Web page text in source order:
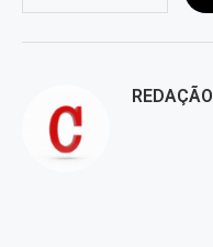
REDAÇÃO